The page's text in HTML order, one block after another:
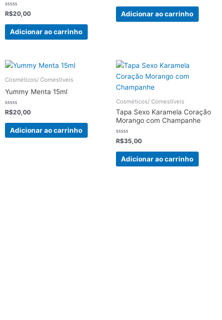
Avaliação
0
de
R$20,00
Adicionar ao carrinho
de
Adicionar ao carrinho
Cosméticos/ Comestíveis
Yummy Menta 15ml
Avaliação
0
de
R$20,00
Adicionar ao carrinho
Cosméticos/ Comestíveis
Tapa Sexo Karamela Coração
Morango com Champanhe
Avaliação
0
de
R$35,00
Adicionar ao carrinho